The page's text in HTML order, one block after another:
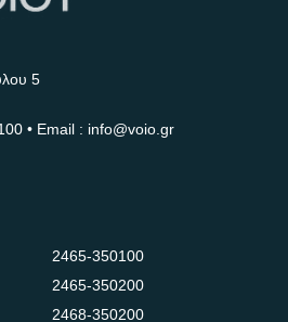
5
• Email : info@voio.gr
2465-350100
2465-350200
2468-350200